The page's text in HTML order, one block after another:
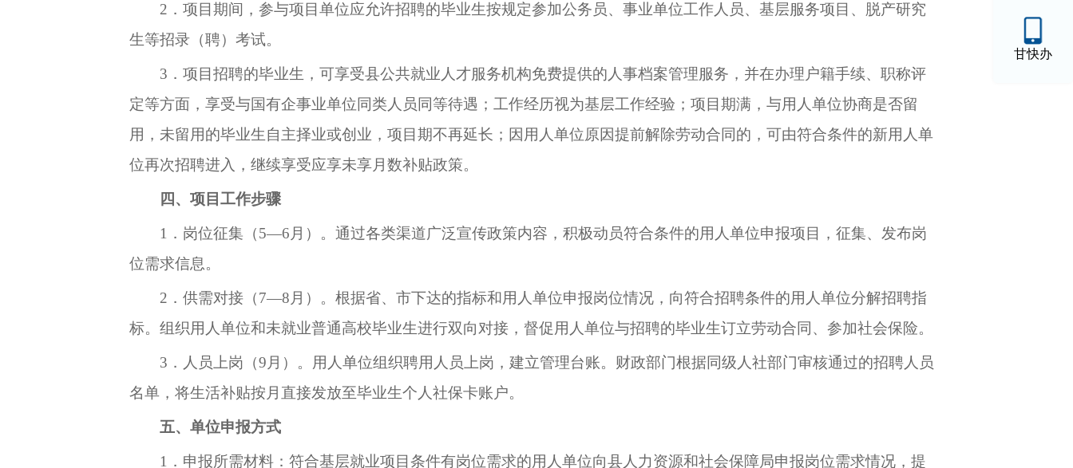
甘快办
2． 项目期间，参与项目单位应允许招聘的毕业生按规定参加公务员、事业单位工作人员、基层服务项目、脱产研究
生等招录 （聘）考试。
3． 项目招聘的毕业生，可享受县公共就业人才服务机构免费提供的人事档案管理服务，并在办理户籍手续、职称评
定等方面，享受与国有企事业单位同类人员同等待遇；工作经历视为基层工作经验；项目期满，与用人单位协商是否留
用，未留用的毕业生自主择业或创业，项目期不再延长；因用人单位原因提前解除劳动合同的，可由符合条件的新用人单
位再次招聘进入，继续享受应享未享月数补贴政策。
四、项目 工作步骤
1． 岗位征集 （5—6 月 ）。通过各类渠道广泛宣传政策内容，积极动员符合条件的用人单位申报项目，征集、发布岗
位需求信息。
2． 供需对接 （7—8月）。根据省、市下达的指标和用人单位申报岗位情况，向符合招聘条件的用人单位分解招聘指
标。组织用人单位和未就业普通高校毕业生进行双向对接，督促用人单位与招聘的毕业生订立劳动合同、参加社会保险。
3． 人员上岗 （9月）。用人单位组织聘用人员上岗，建立管理台账。财政部门根据同级人社部门审核通过的招聘人员
名单，将生活补贴按月直接发放至毕业生个人社保卡账户。
五、单位申报方式
1． 申报所需材料 ： 符合基层就业项目条件有岗位需求的用人单位向县人力资源和社会保障局申报岗位需求情况，提